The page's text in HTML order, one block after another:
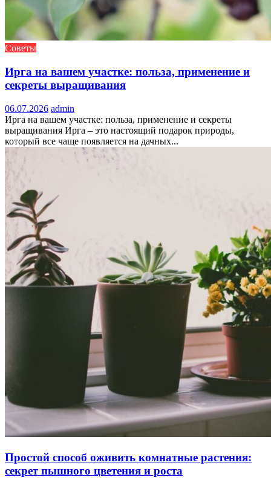
Советы
Ирга на вашем участке: польза, применение и
секреты выращивания
06.07.2026 admin
Ирга на вашем участке: польза, применение и секреты
выращивания Ирга – это настоящий подарок природы,
который все чаще появляется на дачных...
Простой способ оживить комнатные растения:
секрет пышного цветения и роста